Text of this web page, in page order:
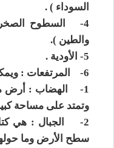
السوداء ) .
4-
السطوح
والطين ).
5-
الأودية .
6- المرتفعات : ويمكن تقسيمها إلى :
1- الهضاب : أرض
وتمتد على مساحة
2- الجبال : هي
سطح الأرض وما